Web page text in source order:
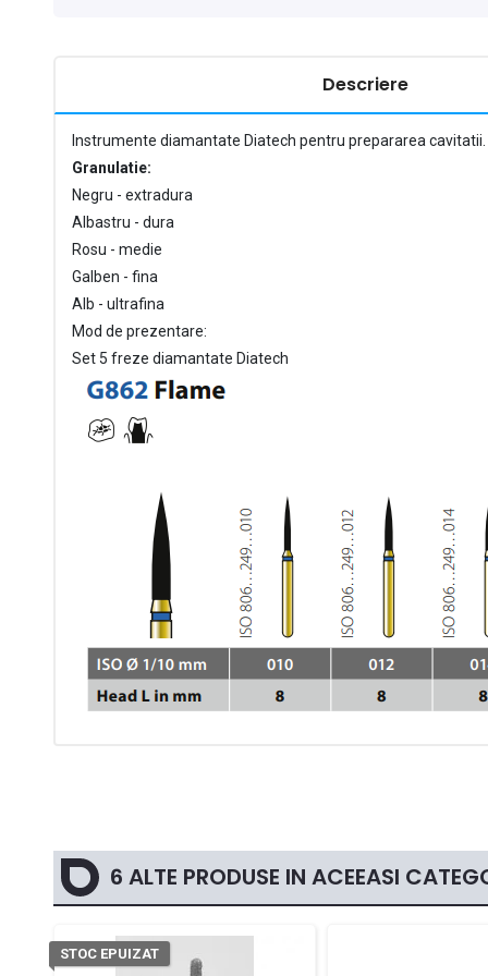
Descriere
Instrumente diamantate Diatech pentru prepararea cavitatii.
Granulatie:
Negru - extradura
Albastru - dura
Rosu - medie
Galben - fina
Alb - ultrafina
Mod de prezentare:
Set 5 freze diamantate Diatech
6 ALTE PRODUSE IN ACEEASI
STOC EPUIZAT